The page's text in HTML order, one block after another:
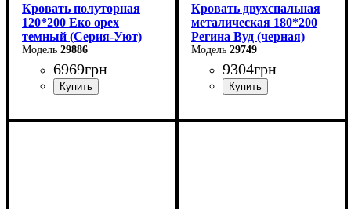
Кровать полуторная
120*200 Еко орех
темный (Серия-Уют)
29886
6969грн
Ширина: 124 см
Кровать двухспальная
металическая 180*200
Регина Вуд (черная)
29749
9304грн
Ширина: 180 см